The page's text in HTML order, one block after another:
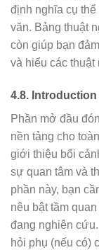
định nghĩa cụ
văn. Bảng thuật
còn giúp bạn
và hiểu các thuật
4.8.
Phần mở đầu
nền tảng cho
giới thiệu bối
sự quan tâm và
phần này, bạn
nêu bật tầm
đang nghiên
hỏi phụ (nếu có)